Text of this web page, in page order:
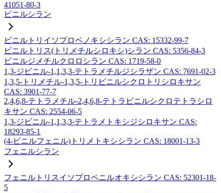
41051-80-3
ビニルシラン
ビニルトリイソプロペノキシシラン CAS: 15332-99-7
ビニルトリス(トリメチルシロキシ)シラン CAS: 5356-84-3
ビニルジメチルクロロシラン CAS: 1719-58-0
1,3-ジビニル-1,1,3,3-テトラメチルジシラザン CAS: 7691-02-3
1,3,5-トリメチル-1,3,5-トリビニルシクロトリシロキサン
CAS: 3901-77-7
2,4,6,8-テトラメチル-2,4,6,8-テトラビニルシクロテトラシロ
キサン CAS: 2554-06-5
1,3-ジビニル-1,1,3,3-テトラメトキシジシロキサン CAS:
18293-85-1
(4-ビニルフェニル)トリメトキシシラン CAS: 18001-13-3
フェニルシラン
フェニルトリスイソプロペニルオキシシラン CAS: 52301-18-
5